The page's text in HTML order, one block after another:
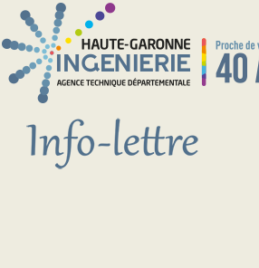
Aller au contenu principal